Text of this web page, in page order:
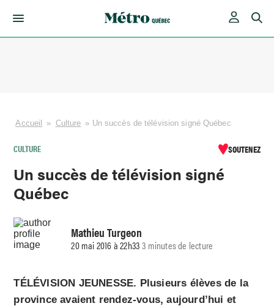
Accueil » Culture » Un succès de télévision signé Québec
CULTURE SOUTENEZ
Un succès de télévision signé
Québec
Mathieu Turgeon
20 mai 2016 à 22h333 minutes de lecture
TÉLÉVISION JEUNESSE. Plusieurs élèves de la
province avaient rendez-vous, aujourd’hui et